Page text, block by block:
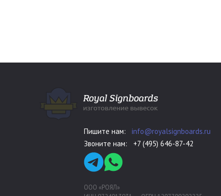
Пишите нам: info@royalsignboards.ru
Звоните нам: +7 (495) 646-87-42
ООО «РОЯЛ»